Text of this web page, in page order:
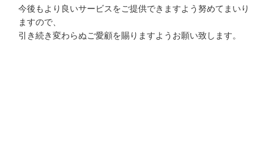
今後もより良いサービスをご提供できますよう努めてまいり
ますので、
引き続き変わらぬご愛顧を賜りますようお願い致します。